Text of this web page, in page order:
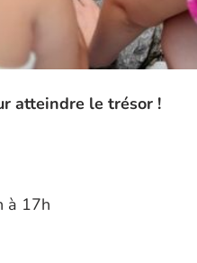
atteindre le trésor !
à 17h